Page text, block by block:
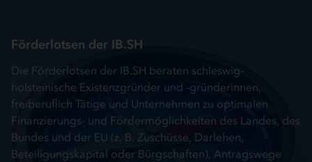
Förderlotsen der IB.SH
Die Förderlotsen der IB.SH beraten schleswig-
holsteinische Existenzgründer und -gründerinnen,
freiberuflich Tätige und Unternehmen zu optimalen
Finanzierungs- und Fördermöglichkeiten des Landes, des
Bundes und der EU (z. B. Zuschüsse, Darlehen,
Beteiligungskapital oder Bürgschaften), Antragswege